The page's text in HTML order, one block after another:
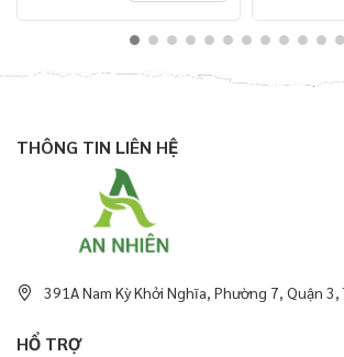
THÔNG TIN LIÊN HỆ
391A Nam Kỳ Khởi Nghĩa, Phường 7, Quận 3,
HỔ TRỢ